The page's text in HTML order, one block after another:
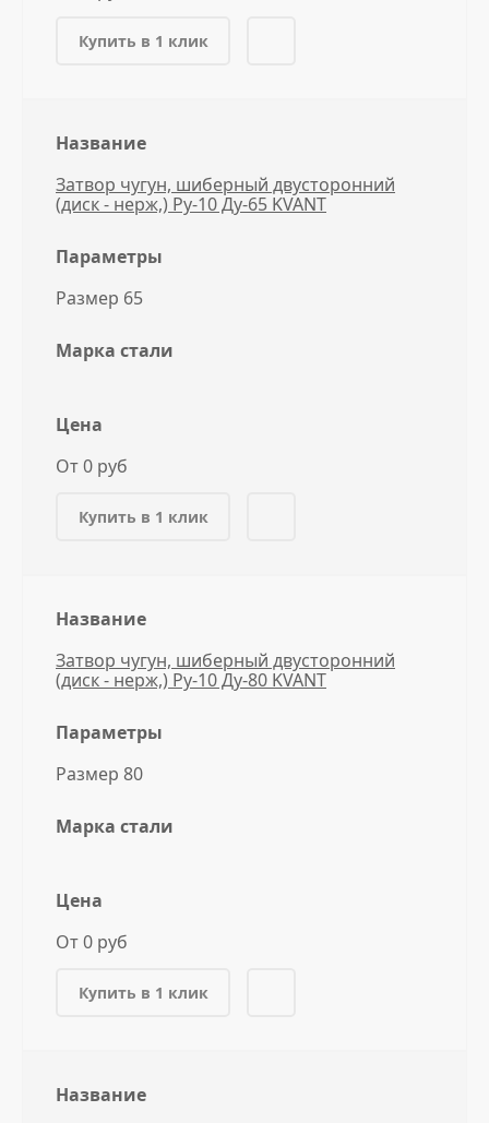
Купить в 1 клик
Название
Затвор чугун, шиберный двусторонний
(диск - нерж,) Ру-10 Ду-65 KVANT
Параметры
Размер 65
Марка стали
Цена
От 0 руб
Купить в 1 клик
Название
Затвор чугун, шиберный двусторонний
(диск - нерж,) Ру-10 Ду-80 KVANT
Параметры
Размер 80
Марка стали
Цена
От 0 руб
Купить в 1 клик
Название